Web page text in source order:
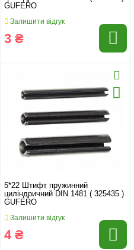
GUFERO
Залишити відгук
3 ₴
5*22 Штифт пружинний
циліндричний DIN 1481 ( 325435 )
GUFERO
Залишити відгук
4 ₴